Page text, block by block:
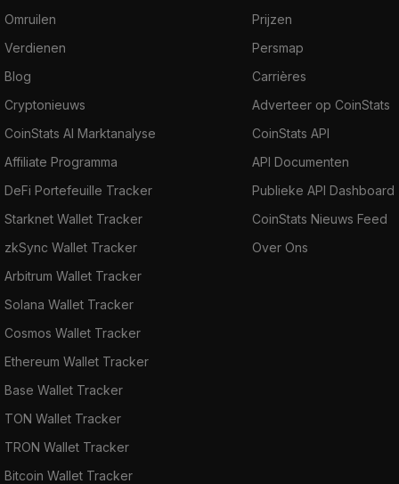
Omruilen
Verdienen
Blog
Cryptonieuws
CoinStats AI Marktanalyse
Affiliate Programma
DeFi Portefeuille Tracker
Starknet Wallet Tracker
zkSync Wallet Tracker
Arbitrum Wallet Tracker
Solana Wallet Tracker
Cosmos Wallet Tracker
Ethereum Wallet Tracker
Base Wallet Tracker
TON Wallet Tracker
TRON Wallet Tracker
Bitcoin Wallet Tracker
Prijzen
Persmap
Carrières
Adverteer op CoinStats
CoinStats API
API Documenten
Publieke API Dashboard
CoinStats Nieuws Feed
Over Ons